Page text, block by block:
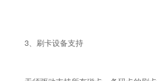
3、刷卡设备支持